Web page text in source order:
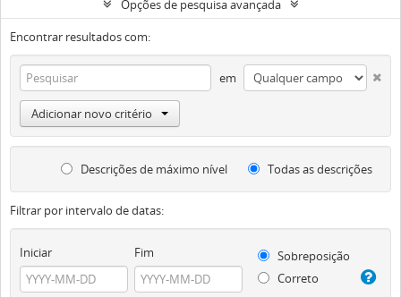
Opções de pesquisa avançada
Encontrar resultados com:
em
Adicionar novo critério
Descrições de máximo nível Todas as descrições
Filtrar por intervalo de datas:
Iniciar Fim
Sobreposição
Correto